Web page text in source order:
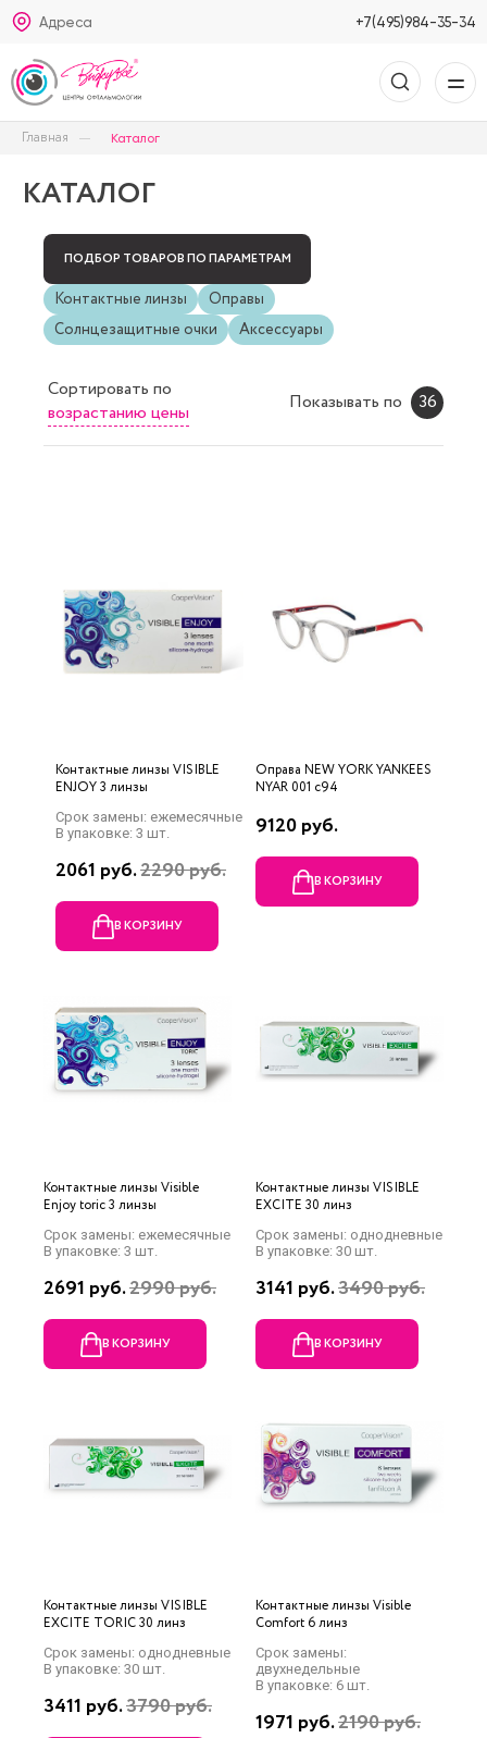
Адреса +7(495)984-35-34
Главная Каталог
КАТАЛОГ
ПОДБОР ТОВАРОВ ПО ПАРАМЕТРАМ
Контактные линзы
Оправы
Солнцезащитные очки
Аксессуары
Сортировать по
возрастанию цены
Показывать по 36
Контактные линзы VISIBLE
ENJOY 3 линзы
Срок замены: ежемесячные
В упаковке: 3 шт.
2061 руб.2290 руб.
В КОРЗИНУ
Оправа NEW YORK YANKEES
NYAR 001 c94
9120 руб.
В КОРЗИНУ
Контактные линзы Visible
Enjoy toric 3 линзы
Срок замены: ежемесячные
В упаковке: 3 шт.
2691 руб.2990 руб.
В КОРЗИНУ
Контактные линзы VISIBLE
EXCITE 30 линз
Срок замены: однодневные
В упаковке: 30 шт.
3141 руб.3490 руб.
В КОРЗИНУ
Контактные линзы VISIBLE
EXCITE TORIC 30 линз
Срок замены: однодневные
В упаковке: 30 шт.
3411 руб.3790 руб.
Контактные линзы Visible
Comfort 6 линз
Срок замены:
двухнедельные
В упаковке: 6 шт.
1971 руб.2190 руб.